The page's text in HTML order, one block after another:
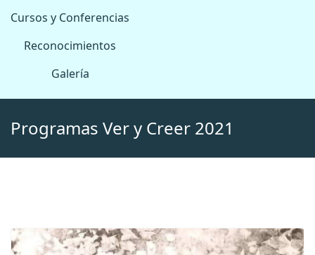
Cursos y Conferencias
Reconocimientos
Galería
Programas Ver y Creer 2021